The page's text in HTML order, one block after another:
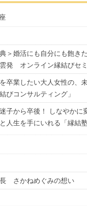
＞婚活にも自分にも飽き
発 オンライン縁結びセ
卒業したい大人女性の、
びコンサルティング」
子から卒後！ しなやかに
人生を手にいれる「縁結塾
さかねめぐみの想い